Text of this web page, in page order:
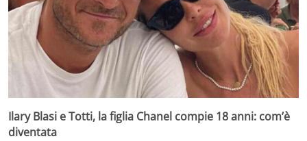
Ilary Blasi e Totti, la figlia Chanel compie 18 anni: com’è
diventata